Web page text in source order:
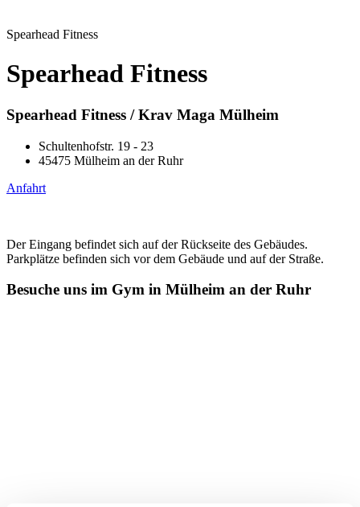
Spearhead Fitness
Spearhead Fitness
Spearhead Fitness / Krav Maga Mülheim
Schultenhofstr. 19 - 23
45475 Mülheim an der Ruhr
Anfahrt
Der Eingang befindet sich auf der Rückseite des Gebäudes.
Parkplätze befinden sich vor dem Gebäude und auf der Straße.
Besuche uns im Gym in Mülheim an der Ruhr